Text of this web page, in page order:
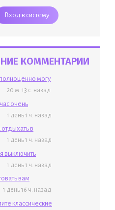
КОММЕНТАРИИ
могу
20 м. 13 с. назад
очень
1 день 1 ч. назад
в
1 день 1 ч. назад
выключить
1 день 1 ч. назад
вам
1 день 16 ч. назад
классические